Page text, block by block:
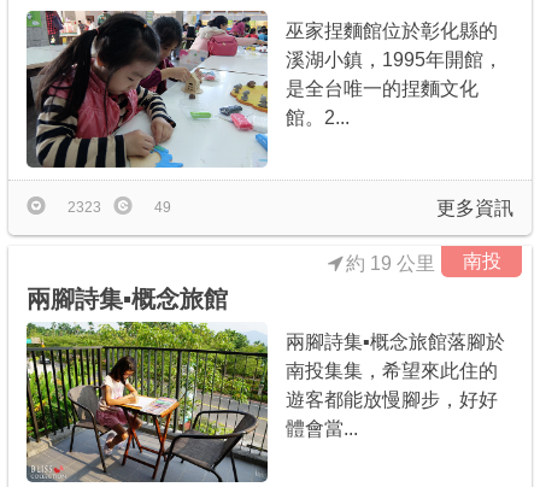
巫家捏麵館位於彰化縣的
溪湖小鎮，1995年開館，
是全台唯一的捏麵文化
館。2...
更多資訊
2323 49
南投
兩腳詩集▪概念旅館
約 19 公里
兩腳詩集▪概念旅館落腳於
南投集集，希望來此住的
遊客都能放慢腳步，好好
體會當...